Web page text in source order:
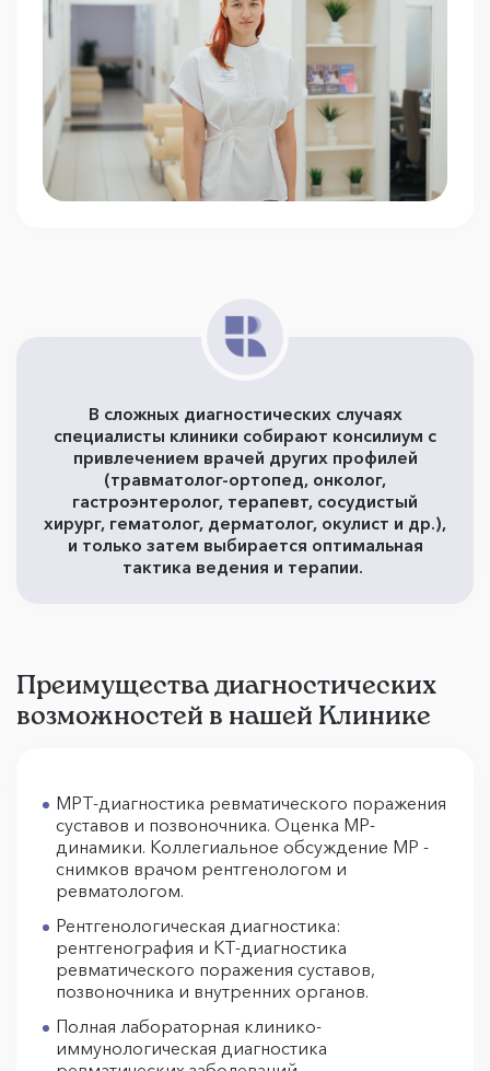
В сложных диагностических случаях
специалисты клиники собирают консилиум с
привлечением врачей других профилей
(травматолог-ортопед, онколог,
гастроэнтеролог, терапевт, сосудистый
хирург, гематолог, дерматолог, окулист и др.),
и только затем выбирается оптимальная
тактика ведения и терапии.
Преимущества диагностических
возможностей в нашей Клинике
МРТ-диагностика ревматического поражения
суставов и позвоночника. Оценка МР-
динамики. Коллегиальное обсуждение МР -
снимков врачом рентгенологом и
ревматологом.
Рентгенологическая диагностика:
рентгенография и КТ-диагностика
ревматического поражения суставов,
позвоночника и внутренних органов.
Полная лабораторная клинико-
иммунологическая диагностика